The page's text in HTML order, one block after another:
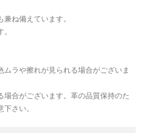
ね備えています。
ラや擦れが見られる場合がございま
合がございます。革の品質保持のた
さい。